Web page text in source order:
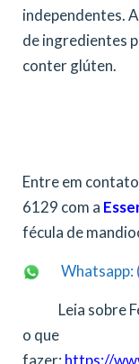
independentes.
de ingredientes
conter glúten.
Entre em
6129 com a
fécula de
Leia sobre
o que
fazer: https://